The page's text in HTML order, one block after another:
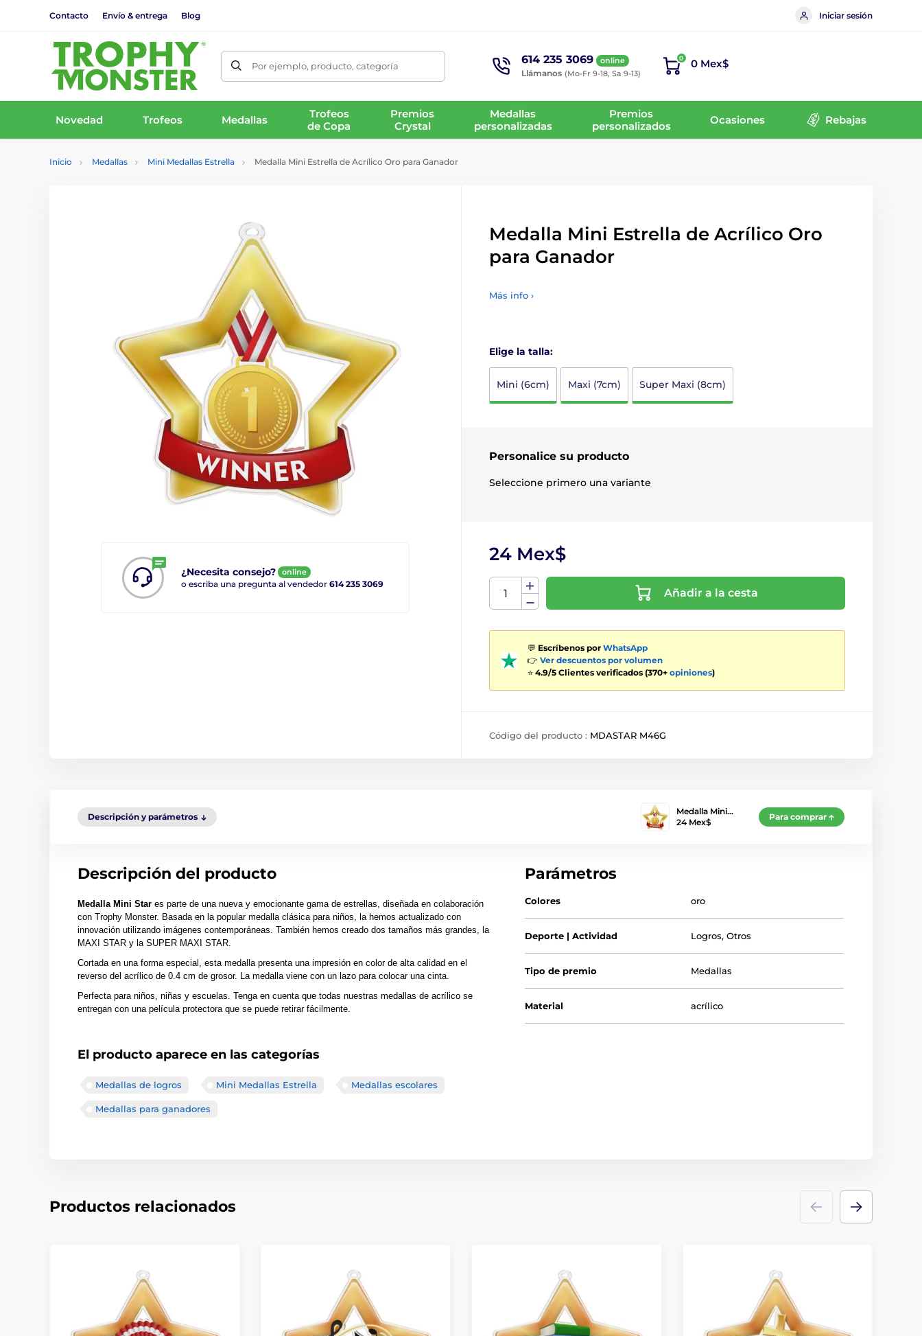
Contacto Envío & entrega Blog Iniciar sesión
Por ejemplo, producto, categoría 614 235 3069 online
Llámanos (Mo-Fr 9-18, Sa 9-13)
0 0 Mex$
Novedad Trofeos Medallas
Trofeos
de Copa
Premios
Crystal
Medallas
personalizadas
Premios
personalizados
Ocasiones Rebajas
Inicio Medallas Mini Medallas Estrella Medalla Mini Estrella de Acrílico Oro para Ganador
¿Necesita consejo? online
o escriba una pregunta al vendedor 614 235 3069
Medalla Mini Estrella de Acrílico Oro
para Ganador
Más info ›
Elige la talla:
Mini (6cm) Maxi (7cm) Super Maxi (8cm)
Personalice su producto
Seleccione primero una variante
24 Mex$
Añadir a la cesta
💬 Escríbenos por WhatsApp
👉 Ver descuentos por volumen
⭐ 4.9/5 Clientes verificados (370+ opiniones)
Código del producto : MDASTAR M46G
Descripción y parámetros
Medalla Mini…
24 Mex$
Para comprar
Descripción del producto
Medalla Mini Star es parte de una nueva y emocionante gama de estrellas, diseñada en colaboración
con Trophy Monster. Basada en la popular medalla clásica para niños, la hemos actualizado con
innovación utilizando imágenes contemporáneas. También hemos creado dos tamaños más grandes, la
MAXI STAR y la SUPER MAXI STAR.
Cortada en una forma especial, esta medalla presenta una impresión en color de alta calidad en el
reverso del acrílico de 0.4 cm de grosor. La medalla viene con un lazo para colocar una cinta.
Perfecta para niños, niñas y escuelas. Tenga en cuenta que todas nuestras medallas de acrílico se
entregan con una película protectora que se puede retirar fácilmente.
El producto aparece en las categorías
Medallas de logros Mini Medallas Estrella Medallas escolares
Medallas para ganadores
Parámetros
Colores oro
Deporte | Actividad Logros,Otros
Tipo de premio Medallas
Material acrílico
Productos relacionados